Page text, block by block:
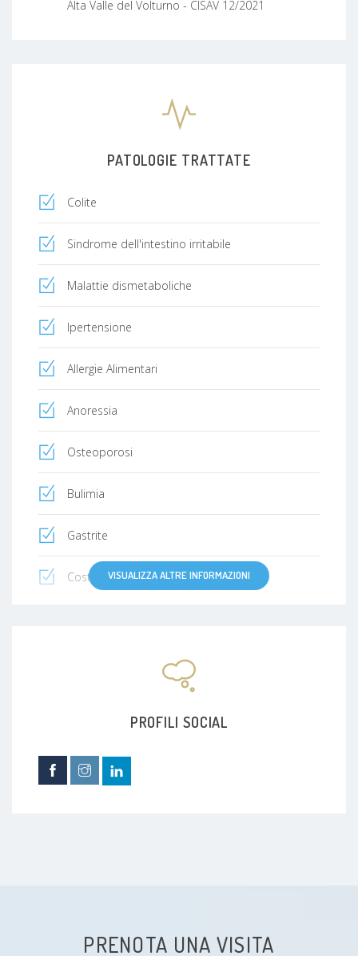
Alta Valle del Volturno - CISAV 12/2021
PATOLOGIE TRATTATE
Colite
Sindrome dell'intestino irritabile
Malattie dismetaboliche
Ipertensione
Allergie Alimentari
Anoressia
Osteoporosi
Bulimia
Gastrite
Costipazione
Stipsi
Alitosi
VISUALIZZA ALTRE INFORMAZIONI
PROFILI SOCIAL
PRENOTA UNA VISITA